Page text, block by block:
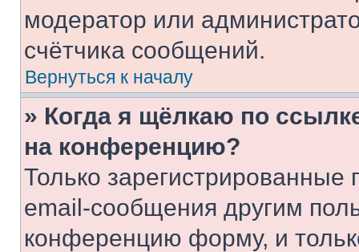
модератор или
счётчика сообщений.
Вернуться к началу
» Когда я щёлкаю по
на конференцию?
Только зарегистрированные
email-сообщения другим
конференцию форму, и